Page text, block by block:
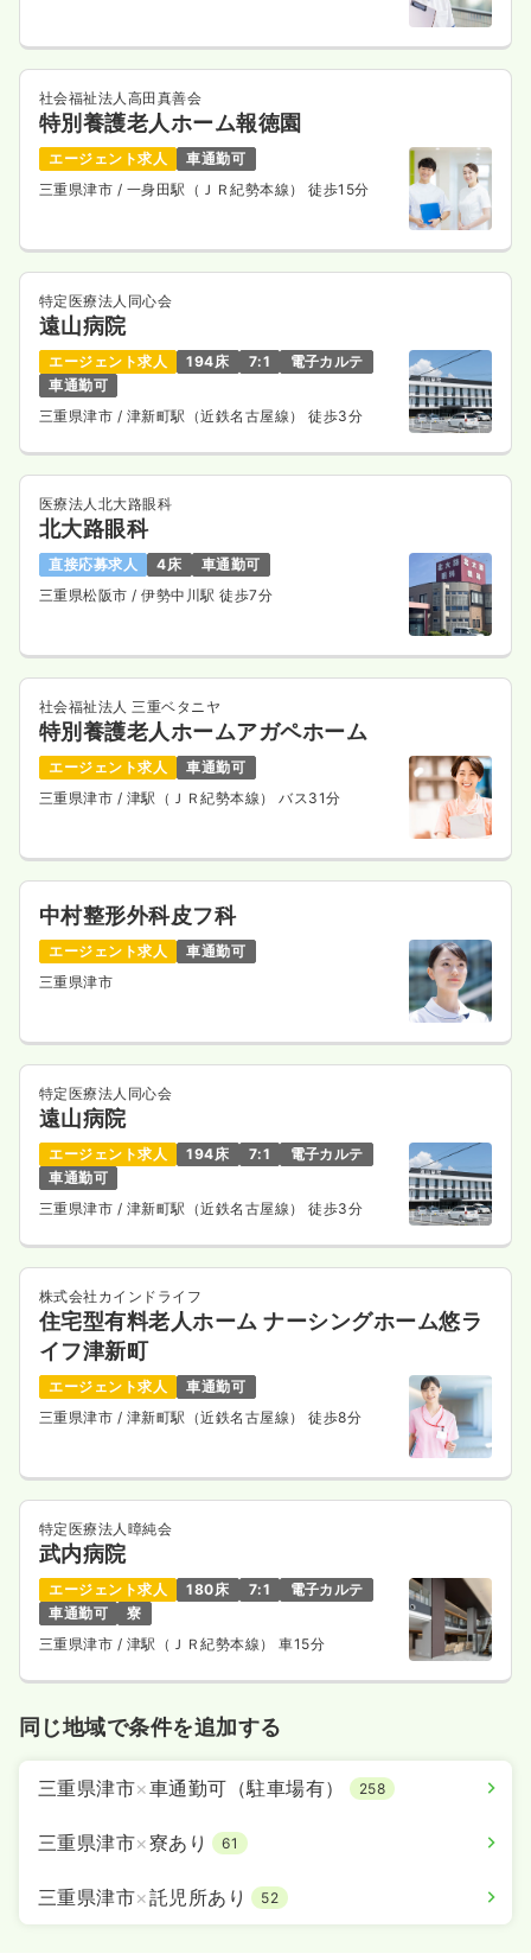
社会福祉法人高田真善会
特別養護老人ホーム報徳園
エージェント求人
車通勤可
三重県津市 / 一身田駅（ＪＲ紀勢本線） 徒歩15分
特定医療法人同心会
遠山病院
エージェント求人 194床 7:1
電子カルテ
車通勤可
三重県津市 / 津新町駅（近鉄名古屋線） 徒歩3分
医療法人北大路眼科
北大路眼科
直接応募求人 4床
車通勤可
三重県松阪市/ 伊勢中川駅 徒歩7分
社会福祉法人 三重ベタニヤ
特別養護老人ホームアガペホーム
エージェント求人
車通勤可
三重県津市 / 津駅（ＪＲ紀勢本線） バス31分
中村整形外科皮フ科
エージェント求人
車通勤可
三重県津市
特定医療法人同心会
遠山病院
エージェント求人 194床 7:1
電子カルテ
車通勤可
三重県津市 / 津新町駅（近鉄名古屋線） 徒歩3分
株式会社カインドライフ
住宅型有料老人ホーム ナーシングホーム悠ラ
イフ津新町
エージェント求人
車通勤可
三重県津市 / 津新町駅（近鉄名古屋線） 徒歩8分
特定医療法人暲純会
武内病院
エージェント求人 180床 7:1
電子カルテ
車通勤可
寮
三重県津市 / 津駅（ＪＲ紀勢本線） 車15分
同じ地域で条件を追加する
三重県津市×車通勤可（駐車場有） 258
三重県津市×寮あり 61
三重県津市×託児所あり 52